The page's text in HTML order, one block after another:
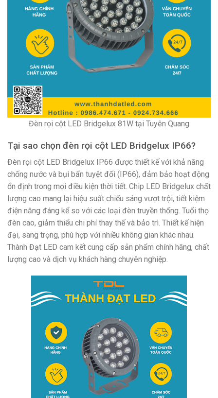
Đèn rọi cột LED Bridgelux 81W tại Tuyên Quang
Tại sao chọn đèn rọi cột LED Bridgelux IP66?
Đèn rọi cột LED Bridgelux IP66 được thiết kế với khả năng
chống nước và bụi bẩn tuyệt đối (IP66), đảm bảo hoạt động
ổn định trong mọi điều kiện thời tiết. Chip LED Bridgelux chất
lượng cao mang lại hiệu suất chiếu sáng vượt trội, tiết kiệm
điện năng đáng kể so với các loại đèn truyền thống. Tuổi thọ
đèn cao, giảm thiểu chi phí thay thế và bảo trì. Thiết kế hiện
đại, sang trọng, phù hợp với nhiều không gian khác nhau.
Thành Đạt LED cam kết cung cấp sản phẩm chính hãng, chất
lượng cao và dịch vụ khách hàng chuyên nghiệp.